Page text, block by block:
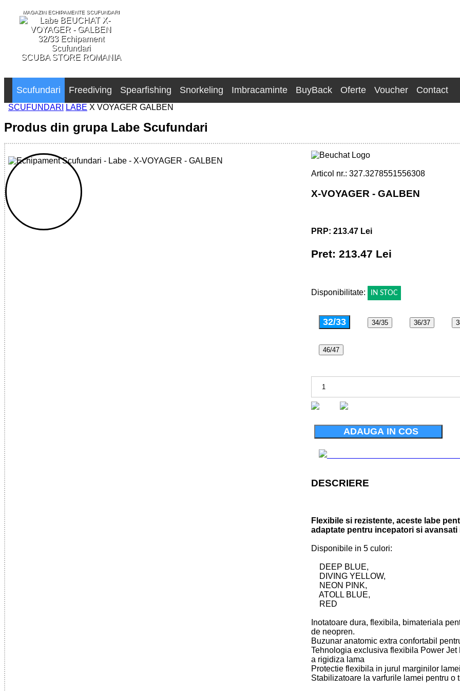
MAGAZIN ECHIPAMENTE SCUFUNDARI
SCUBA STORE ROMANIA
Scufundari Freediving Spearfishing Snorkeling Imbracaminte BuyBack Oferte Voucher Contact
SCUFUNDARI LABE X VOYAGER GALBEN
Produs din grupa Labe Scufundari
32785515563 - X-VOYAGER - YELLOW
Articol nr.: 327.3278551556308
X-VOYAGER - GALBEN
PRP: 213.47 Lei
Pret: 213.47 Lei
Disponibilitate:
IN STOC
32/33 34/35 36/37
46/47
ADAUGA IN COS
DESCRIERE
Flexibile si rezistente, aceste labe
adaptate pentru incepatori si avansati
Disponibile in 5 culori:
DEEP BLUE,
DIVING YELLOW,
NEON PINK,
ATOLL BLUE,
RED
Inotatoare dura, flexibila, bimateriala
de neopren.
Buzunar anatomic extra confortabil
Tehnologia exclusiva flexibila Power
a rigidiza lama
Protectie flexibila in jurul marginilor lamei
Stabilizatoare la varfurile lamei pentru o